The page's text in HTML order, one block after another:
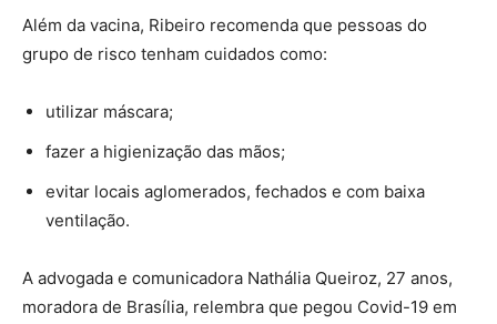
Além da vacina, Ribeiro recomenda que pessoas do
grupo de risco tenham cuidados como:
utilizar máscara;
fazer a higienização das mãos;
evitar locais aglomerados, fechados e com baixa
ventilação.
A advogada e comunicadora Nathália Queiroz, 27 anos,
moradora de Brasília, relembra que pegou Covid-19 em